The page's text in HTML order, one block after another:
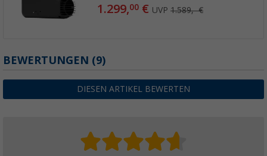
1.299,00 € UVP1.589,- €
BEWERTUNGEN (9)
DIESEN ARTIKEL BEWERTEN